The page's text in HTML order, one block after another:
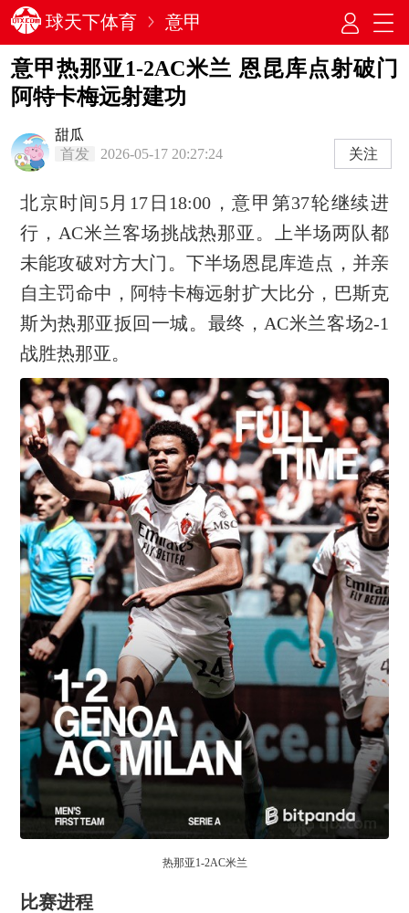
球天下体育 意甲
意甲热那亚1-2AC米兰 恩昆库点射破门
阿特卡梅远射建功
甜瓜
首发
2026-05-17 20:27:24 关注
北京时间5月17日18:00，意甲第37轮继续进
行，AC米兰客场挑战热那亚。上半场两队都
未能攻破对方大门。下半场恩昆库造点，并亲
自主罚命中，阿特卡梅远射扩大比分，巴斯克
斯为热那亚扳回一城。最终，AC米兰客场2-1
战胜热那亚。
热那亚1-2AC米兰
比赛进程